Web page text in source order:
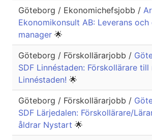
Göteborg / Ekonomichefsjobb /
Ekonomikonsult AB: Leverans
manager 🌟
Göteborg / Förskollärarjobb /
SDF Linnéstaden: Förskollärare
Linnéstaden! 🌟
Göteborg / Förskollärarjobb /
SDF Lärjedalen: Förskollärare/
åldrar Nystart 🌟